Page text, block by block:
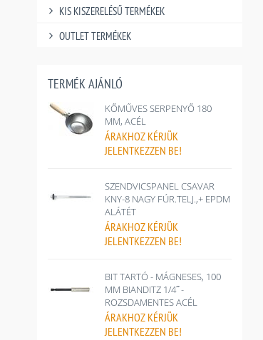
KIS KISZERELÉSŰ TERMÉKEK
OUTLET TERMÉKEK
TERMÉK AJÁNLÓ
KŐMŰVES SERPENYŐ 180
MM, ACÉL
ÁRAKHOZ KÉRJÜK
JELENTKEZZEN BE!
SZENDVICSPANEL CSAVAR
KNY-8 NAGY FÚR.TELJ.,+ EPDM
ALÁTÉT
ÁRAKHOZ KÉRJÜK
JELENTKEZZEN BE!
BIT TARTÓ - MÁGNESES, 100
MM BIANDITZ 1/4˝ -
ROZSDAMENTES ACÉL
ÁRAKHOZ KÉRJÜK
JELENTKEZZEN BE!